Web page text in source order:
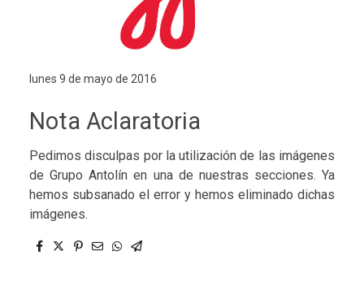
lunes 9 de mayo de 2016
Nota Aclaratoria
Pedimos disculpas por la utilización de las imágenes
de Grupo Antolín en una de nuestras secciones. Ya
hemos subsanado el error y hemos eliminado dichas
imágenes.